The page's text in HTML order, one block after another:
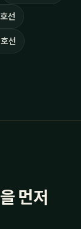
선
선
먼저